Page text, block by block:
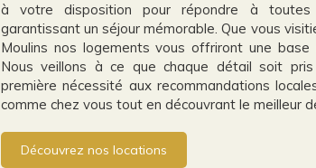
à votre disposition pour répondre à
garantissant un séjour mémorable. Que vous
Moulins nos logements vous offriront une
Nous veillons à ce que chaque détail soit
première nécessité aux recommandations
comme chez vous tout en découvrant le meilleur
Découvrez nos locations